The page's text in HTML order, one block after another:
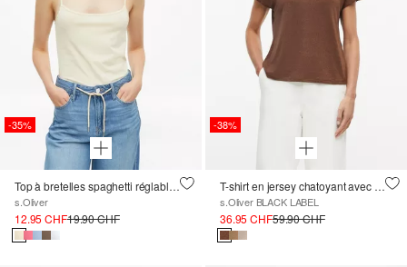
-35%
Top à bretelles spaghetti réglables
s.Oliver
12.95 CHF19.90 CHF
-38%
T-shirt en jersey chatoyant avec découpe dans le dos
s.Oliver BLACK LABEL
36.95 CHF59.90 CHF